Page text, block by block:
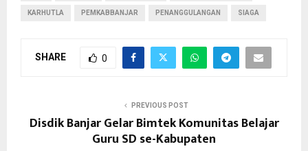
KARHUTLA PEMKABBANJAR PENANGGULANGAN SIAGA
SHARE 0
PREVIOUS POST
Disdik Banjar Gelar Bimtek Komunitas Belajar
Guru SD se-Kabupaten